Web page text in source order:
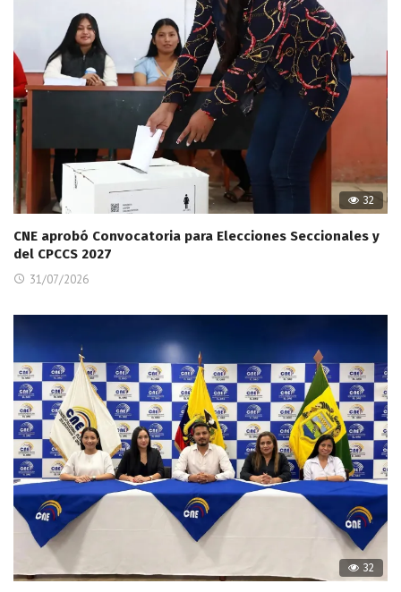
32
CNE aprobó Convocatoria para Elecciones Seccionales y
del CPCCS 2027
31/07/2026
32